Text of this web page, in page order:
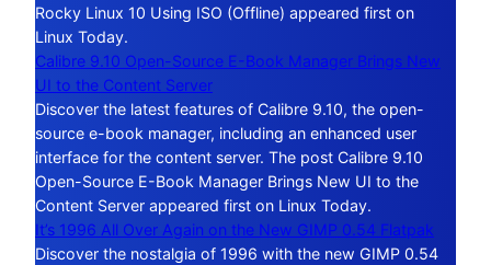
Rocky Linux 10 Using ISO (Offline) appeared first on
Linux Today.
Calibre 9.10 Open-Source E-Book Manager Brings New
UI to the Content Server
Discover the latest features of Calibre 9.10, the open-
source e-book manager, including an enhanced user
interface for the content server. The post Calibre 9.10
Open-Source E-Book Manager Brings New UI to the
Content Server appeared first on Linux Today.
It’s 1996 All Over Again on the New GIMP 0.54 Flatpak
Discover the nostalgia of 1996 with the new GIMP 0.54